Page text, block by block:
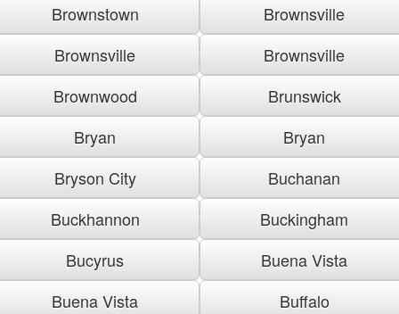
Brownstown
Brownsville
Brownsville
Brownsville
Brownwood
Brunswick
Bryan
Bryan
Bryson City
Buchanan
Buckhannon
Buckingham
Bucyrus
Buena Vista
Buena Vista
Buffalo